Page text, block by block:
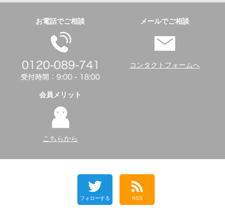
お電話でご相談 メールでご相談
コンタクトフォームへ
会員メリット
こちらから
フォローする RSS